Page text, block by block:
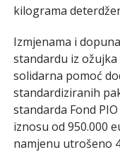
kilograma
Izmjenama i
standardu iz
solidarna pomoć
standardiziranih
standarda Fond
iznosu od 950.000
namjenu utrošeno